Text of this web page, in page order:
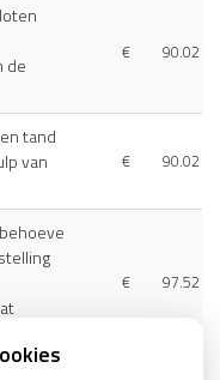
de
€ 90.02
tand
van
€ 90.02
€ 97.52